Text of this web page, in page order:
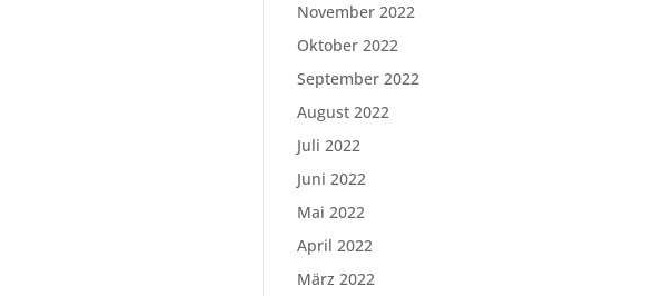
November 2022
Oktober 2022
September 2022
August 2022
Juli 2022
Juni 2022
Mai 2022
April 2022
März 2022